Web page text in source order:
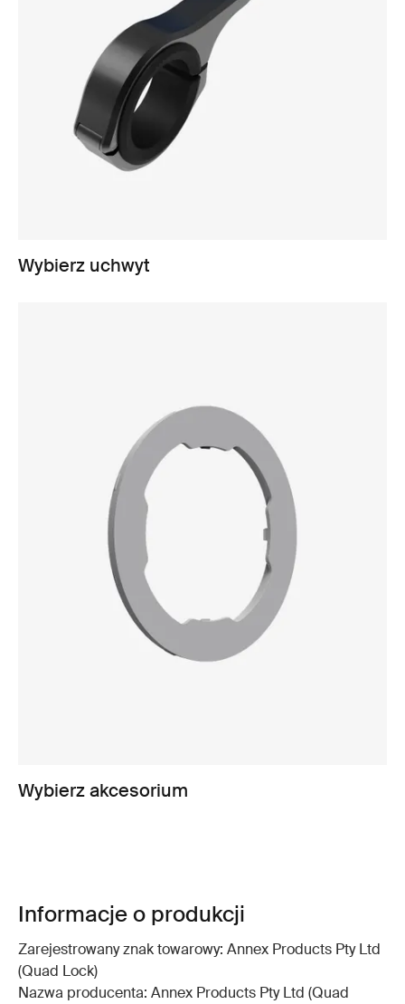
Wybierz uchwyt
Wybierz akcesorium
Informacje o produkcji
Zarejestrowany znak towarowy: Annex Products Pty Ltd
(Quad Lock)
Nazwa producenta: Annex Products Pty Ltd (Quad